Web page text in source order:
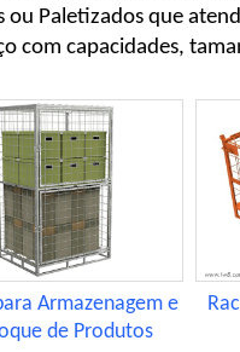
ou Paletizados que
com capacidades,
Armazenagem e
de Produtos